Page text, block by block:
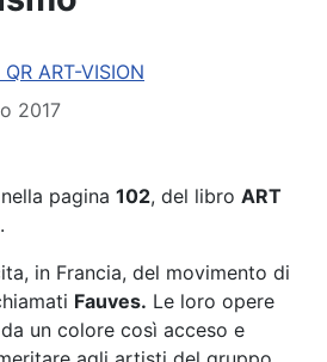
ART-VISION
2017
pagina 102, del libro ART
.
in Francia, del movimento di
Fauves. Le loro opere
un colore così acceso e